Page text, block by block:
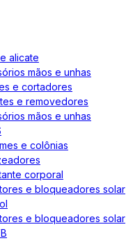
alicate
mãos e unhas
e cortadores
e removedores
mãos e unhas
e colônias
corporal
e bloqueadores solar
e bloqueadores solar